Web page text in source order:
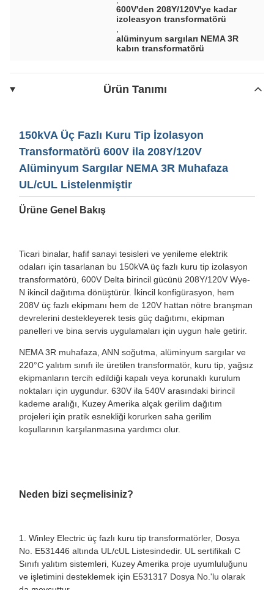
600V'den 208Y/120V'ye kadar
izoleasyon transformatörü
alüminyum sargıları NEMA 3R
kabın transformatörü
Ürün Tanımı
150kVA Üç Fazlı Kuru Tip İzolasyon
Transformatörü 600V ila 208Y/120V
Alüminyum Sargılar NEMA 3R Muhafaza
UL/cUL Listelenmiştir
Ürüne Genel Bakış
Ticari binalar, hafif sanayi tesisleri ve yenileme elektrik
odaları için tasarlanan bu 150kVA üç fazlı kuru tip izolasyon
transformatörü, 600V Delta birincil gücünü 208Y/120V Wye-
N ikincil dağıtıma dönüştürür. İkincil konfigürasyon, hem
208V üç fazlı ekipmanı hem de 120V hattan nötre branşman
devrelerini destekleyerek tesis güç dağıtımı, ekipman
panelleri ve bina servis uygulamaları için uygun hale getirir.
NEMA 3R muhafaza, ANN soğutma, alüminyum sargılar ve
220°C yalıtım sınıfı ile üretilen transformatör, kuru tip, yağsız
ekipmanların tercih edildiği kapalı veya korunaklı kurulum
noktaları için uygundur. 630V ila 540V arasındaki birincil
kademe aralığı, Kuzey Amerika alçak gerilim dağıtım
projeleri için pratik esnekliği korurken saha gerilim
koşullarının karşılanmasına yardımcı olur.
Neden bizi seçmelisiniz?
1. Winley Electric üç fazlı kuru tip transformatörler, Dosya
No. E531446 altında UL/cUL Listesindedir. UL sertifikalı C
Sınıfı yalıtım sistemleri, Kuzey Amerika proje uyumluluğunu
ve işletimini desteklemek için E531317 Dosya No.'lu olarak